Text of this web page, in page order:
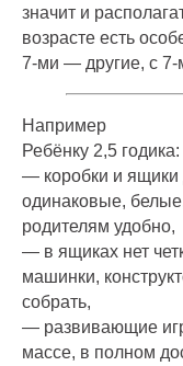
значит и
возрасте есть
7-ми — другие, с
Например
Ребёнку 2,5 годика:
— коробки и ящики
одинаковые,
родителям удобно,
— в ящиках нет
машинки,
собрать,
— развивающие
массе, в полном